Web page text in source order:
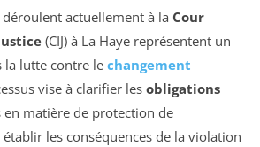
actuellement à la Cour
(CIJ) à La Haye représentent un
la lutte contre le changement
vise à clarifier les obligations
en matière de protection de
les conséquences de la violation